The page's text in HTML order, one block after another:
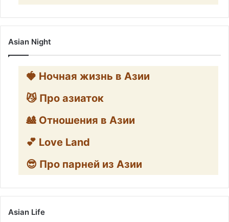
Asian Night
🍓 Ночная жизнь в Азии
😼 Про азиаток
🎎 Отношения в Азии
💕 Love Land
😎 Про парней из Азии
Asian Life